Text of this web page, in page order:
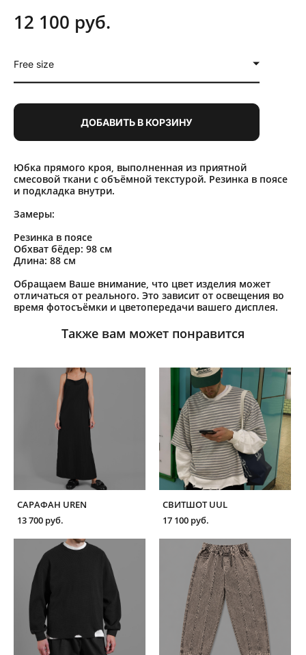
12 100 pуб.
Free size
ДОБАВИТЬ В КОРЗИНУ
Юбка прямого кроя, выполненная из приятной
смесовой ткани с объёмной текстурой. Резинка в поясе
и подкладка внутри.
Замеры:
Резинка в поясе
Обхват бёдер: 98 см
Длина: 88 см
Обращаем Ваше внимание, что цвет изделия может
отличаться от реального. Это зависит от освещения во
время фотосъёмки и цветопередачи вашего дисплея.
Также вам может понравится
САРАФАН UREN
13 700 pуб.
СВИТШОТ UUL
17 100 pуб.